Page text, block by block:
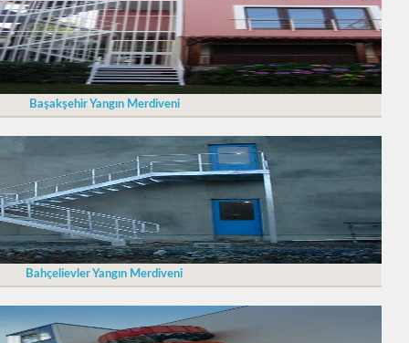
Başakşehir Yangın Merdiveni
Bahçelievler Yangın Merdiveni